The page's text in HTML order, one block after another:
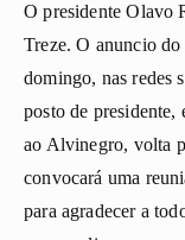
O presidente Olavo
Treze. O anuncio
domingo, nas redes
posto de
ao Alvinegro, volta
convocará uma
para agradecer a